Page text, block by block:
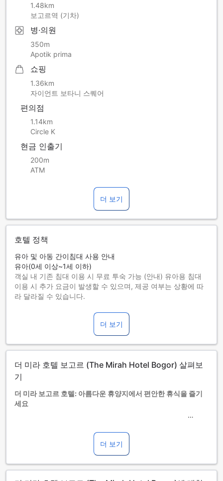
1.48km
보고르역 (기차)
병·의원
350m
Apotik prima
쇼핑
1.36km
자이언트 보타니 스퀘어
편의점
1.14km
Circle K
현금 인출기
200m
ATM
더 보기
호텔 정책
유아 및 아동 간이침대 사용 안내
유아(0세 이상~1세 이하)
객실 내 기존 침대 이용 시 무료 투숙 가능 (안내) 유아용 침대
이용 시 추가 요금이 발생할 수 있으며, 제공 여부는 상황에 따
라 달라질 수 있습니다.
객실 내 기존 침대를 이용하면 무료로 투숙할 수 있습니다.
7세 이상 투숙객은 성인으로 간주합니다.
간이침대 사용 가능 여부는 객실별로 다릅니다. 각 객실의 투숙
가능 인원 정보를 확인하시기 바랍니다.
될 수 있습니다.
더 보기
더 미라 호텔 보고르 (The Mirah Hotel Bogor) 살펴보
기
더 미라 보고르 호텔: 아름다운 휴양지에서 편안한 휴식을 즐기
세요
호텔입니다. 이 호텔은 140개의 객실을 보유하고 있으며, 2012
년에 리노베이션된 최신 시설을 자랑합니다. 체크인 시간은 오
후 2시부터 가능하며, 체크아웃 시간은 정오까지입니다. 호텔에
서 공항까지의 이동 시간은 약 150분이 소요됩니다. 이 호텔은
2세부터 6세까지의 어린이들이 무료로 숙박할 수 있는 정책을
더 보기